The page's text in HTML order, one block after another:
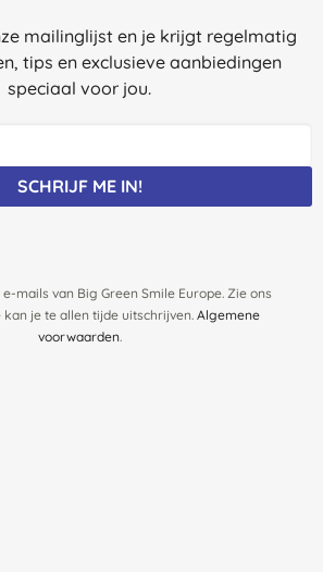
mailinglijst en je krijgt regelmatig
tips en exclusieve aanbiedingen
speciaal voor jou.
SCHRIJF ME IN!
mails van Big Green Smile Europe. Zie ons
kan je te allen tijde uitschrijven. Algemene
voorwaarden.